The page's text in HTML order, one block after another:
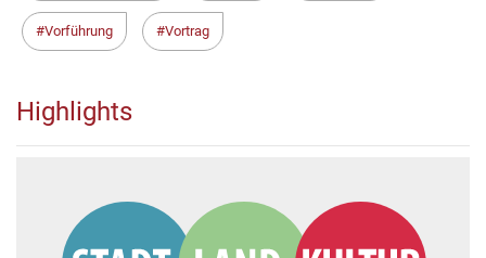
Vorführung Vortrag
Highlights